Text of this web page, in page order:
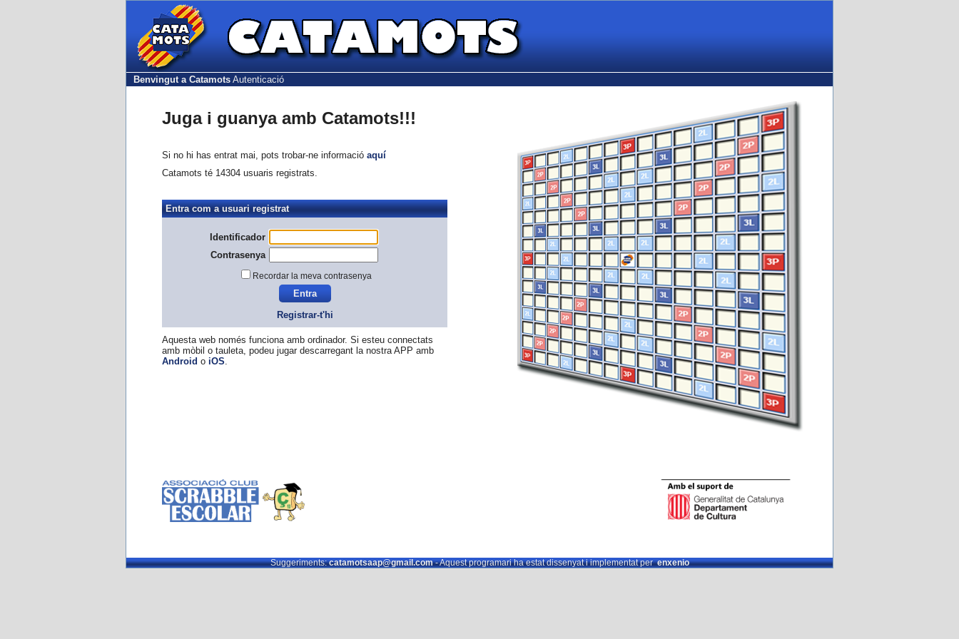
Benvingut a Catamots Autenticació
Juga i guanya amb Catamots!!!
Si no hi has entrat mai, pots trobar-ne informació aquí
Catamots té 14304 usuaris registrats.
Entra com a usuari registrat
Identificador
Contrasenya
Recordar la meva contrasenya
Registrar-t'hi
Aquesta web només funciona amb ordinador. Si esteu connectats
amb mòbil o tauleta, podeu jugar descarregant la nostra APP amb
Android o iOS.
Suggeriments:catamotsaap@gmail.com- Aquest programari ha estat dissenyat i implementat perenxenio